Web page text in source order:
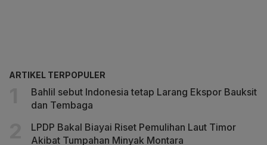
ARTIKEL TERPOPULER
Bahlil sebut Indonesia tetap Larang Ekspor Bauksit
dan Tembaga
LPDP Bakal Biayai Riset Pemulihan Laut Timor
Akibat Tumpahan Minyak Montara